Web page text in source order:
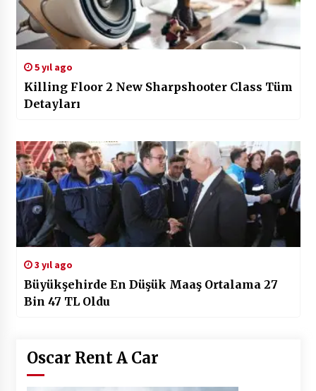
5 yıl ago
Killing Floor 2 New Sharpshooter Class Tüm
Detayları
3 yıl ago
Büyükşehirde En Düşük Maaş Ortalama 27
Bin 47 TL Oldu
Oscar Rent A Car